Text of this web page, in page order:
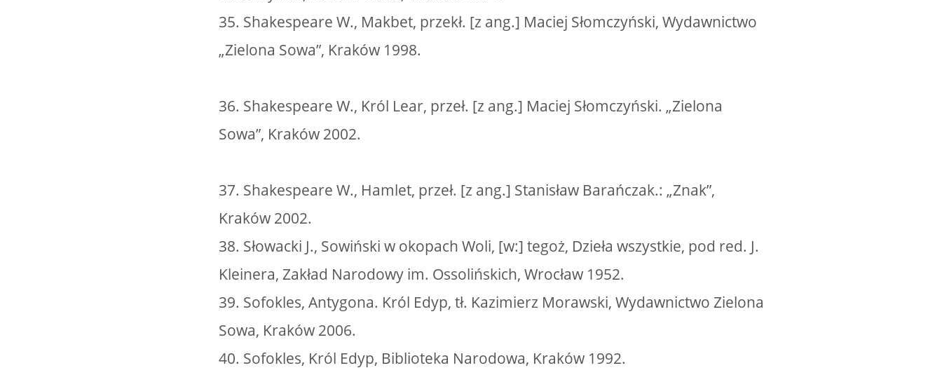
35. Shakespeare W., Makbet, przekł. [z ang.] Maciej Słomczyński, Wydawnictwo
„Zielona Sowa”, Kraków 1998.
36. Shakespeare W., Król Lear, przeł. [z ang.] Maciej Słomczyński. „Zielona
Sowa”, Kraków 2002.
37. Shakespeare W., Hamlet, przeł. [z ang.] Stanisław Barańczak.: „Znak”,
Kraków 2002.
38. Słowacki J., Sowiński w okopach Woli, [w:] tegoż, Dzieła wszystkie, pod red. J.
Kleinera, Zakład Narodowy im. Ossolińskich, Wrocław 1952.
39. Sofokles, Antygona. Król Edyp, tł. Kazimierz Morawski, Wydawnictwo Zielona
Sowa, Kraków 2006.
40. Sofokles, Król Edyp, Biblioteka Narodowa, Kraków 1992.